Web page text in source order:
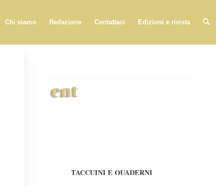
Chi siamo Redazione Contattaci Edizioni e rivista
TACCUINI E QUADERNI